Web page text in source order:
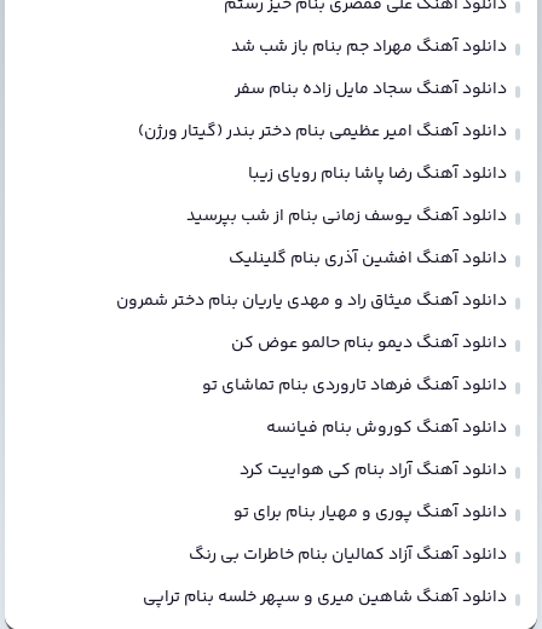
دانلود آهنگ مهراد جم بنام باز شب شد
دانلود آهنگ سجاد مایل زاده بنام سفر
دانلود آهنگ امیر عظیمی بنام دختر بندر (گیتار ورژن)
دانلود آهنگ رضا پاشا بنام رویای زیبا
دانلود آهنگ یوسف زمانی بنام از شب بپرسید
دانلود آهنگ افشین آذری بنام گلینلیک
دانلود آهنگ میثاق راد و مهدی یاریان بنام دختر شمرون
دانلود آهنگ دیمو بنام حالمو عوض کن
دانلود آهنگ فرهاد تاروردی بنام تماشای تو
دانلود آهنگ کوروش بنام فیانسه
دانلود آهنگ آراد بنام کی هواییت کرد
دانلود آهنگ پوری و مهیار بنام برای تو
دانلود آهنگ آزاد کمالیان بنام خاطرات بی رنگ
دانلود آهنگ شاهین میری و سپهر خلسه بنام تراپی